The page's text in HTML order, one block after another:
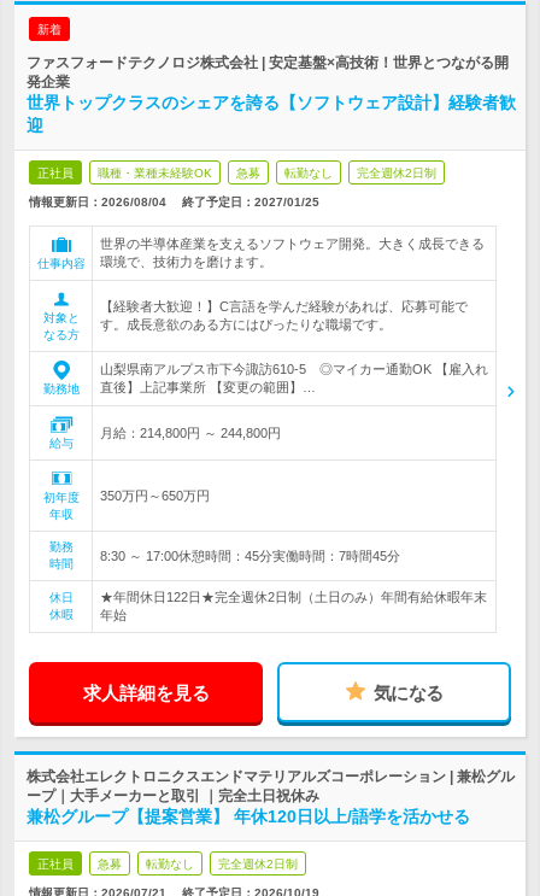
新着
ファスフォードテクノロジ株式会社 | 安定基盤×高技術！世界とつながる開
発企業
世界トップクラスのシェアを誇る【ソフトウェア設計】経験者歓
迎
正社員 職種・業種未経験OK 急募 転勤なし 完全週休2日制
情報更新日：2026/08/04 終了予定日： 2027/01/25
仕事内容
世界の半導体産業を支えるソフトウェア開発。大きく成長できる
環境で、技術力を磨けます。
対象と
なる方
【経験者大歓迎！】C言語を学んだ経験があれば、応募可能で
す。成長意欲のある方にはぴったりな職場です。
勤務地
山梨県南アルプス市下今諏訪610-5 ◎マイカー通勤OK 【雇入れ
直後】上記事業所 【変更の範囲】…
給与
月給：214,800円 ～ 244,800円
初年度
年収
350万円～650万円
勤務
時間
8:30 ～ 17:00休憩時間：45分実働時間：7時間45分
休日
休暇
★年間休日122日★完全週休2日制（土日のみ）年間有給休暇年末
年始
求人詳細を見る 気になる
株式会社エレクトロニクスエンドマテリアルズコーポレーション | 兼松グル
ープ｜大手メーカーと取引 ｜完全土日祝休み
兼松グループ【提案営業】 年休120日以上/語学を活かせる
正社員 急募 転勤なし 完全週休2日制
情報更新日：2026/07/21 終了予定日： 2026/10/19